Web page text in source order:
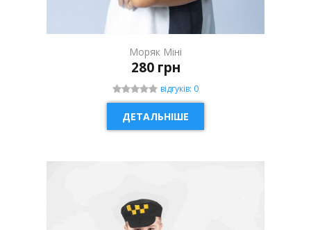
Моряк Міні
280 грн
відгуків: 0
ДЕТАЛЬНІШЕ